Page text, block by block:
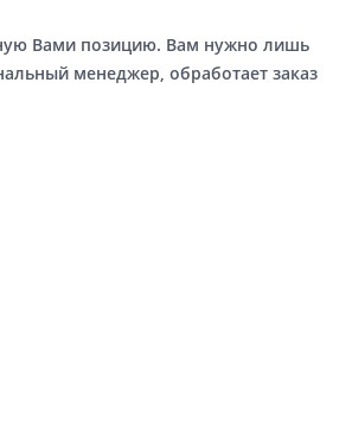
Вами позицию. Вам нужно лишь
менеджер, обработает заказ